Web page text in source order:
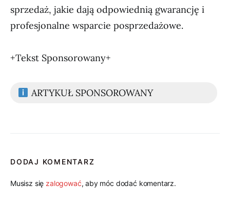
sprzedaż, jakie dają odpowiednią gwarancję i
profesjonalne wsparcie posprzedażowe.
+Tekst Sponsorowany+
ARTYKUŁ SPONSOROWANY
DODAJ KOMENTARZ
Musisz się zalogować, aby móc dodać komentarz.